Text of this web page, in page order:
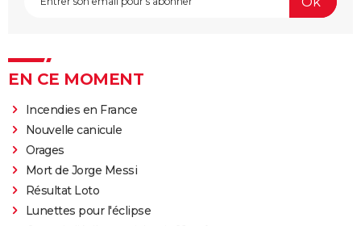
EN CE MOMENT
Incendies en France
Nouvelle canicule
Orages
Mort de Jorge Messi
Résultat Loto
Lunettes pour l'éclipse